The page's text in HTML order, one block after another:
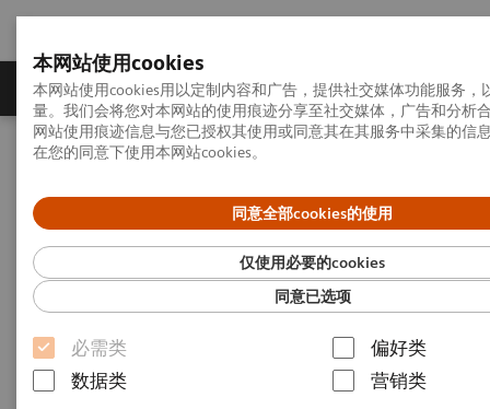
本网站使用cookies
本网站使用cookies用以定制内容和广告，提供社交媒体功能服务，
量。我们会将您对本网站的使用痕迹分享至社交媒体，广告和分析
网站使用痕迹信息与您已授权其使用或同意其在其服务中采集的信
在您的同意下使用本网站cookies。
同意全部cookies的使用
仅使用必要的cookies
同意已选项
必需类
偏好类
数据类
营销类
产品一览 疾病与临床解决方案 相关信息
首页 服务业务 产品执行标准
X线诊断系统
GB 9706.1-2007 医用电气设备 第1部分：安全通用
要求